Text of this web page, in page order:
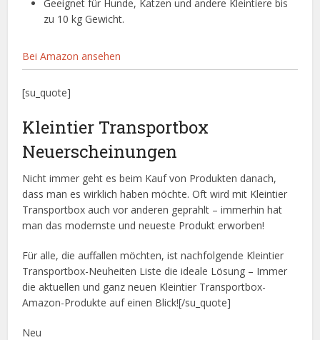
Geeignet für Hunde, Katzen und andere Kleintiere bis
zu 10 kg Gewicht.
Bei Amazon ansehen
[su_quote]
Kleintier Transportbox
Neuerscheinungen
Nicht immer geht es beim Kauf von Produkten danach,
dass man es wirklich haben möchte. Oft wird mit Kleintier
Transportbox auch vor anderen geprahlt – immerhin hat
man das modernste und neueste Produkt erworben!
Für alle, die auffallen möchten, ist nachfolgende Kleintier
Transportbox-Neuheiten Liste die ideale Lösung – Immer
die aktuellen und ganz neuen Kleintier Transportbox-
Amazon-Produkte auf einen Blick![/su_quote]
Neu